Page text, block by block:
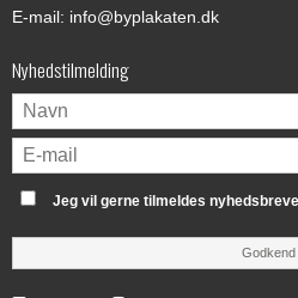
E-mail: info@byplakaten.dk
Nyhedstilmelding
Jeg vil gerne tilmeldes
Godkend